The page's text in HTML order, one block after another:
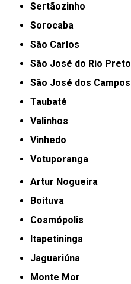
Sertãozinho
Sorocaba
São Carlos
São José do Rio Preto
São José dos Campos
Taubaté
Valinhos
Vinhedo
Votuporanga
Artur Nogueira
Boituva
Cosmópolis
Itapetininga
Jaguariúna
Monte Mor